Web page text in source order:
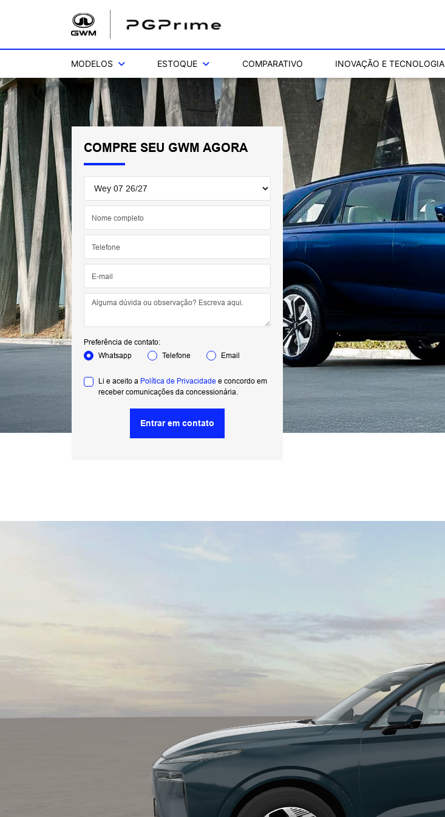
MODELOS ESTOQUE COMPARATIVO INOVAÇÃO E TECNOLOGIA
COMPRE SEU GWM AGORA
Preferência de contato:
Whatsapp
Telefone Email
Li e aceito a Política de Privacidade e concordo em
receber comunicações da concessionária.
Entrar em contato